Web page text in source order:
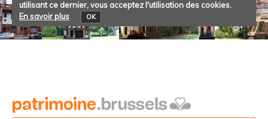
utilisant ce dernier, vous acceptez l'utilisation des cookies.
En savoir plus
OK